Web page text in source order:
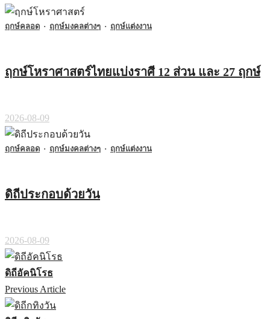
ฤกษ์คลอด · ฤกษ์มงคลต่างๆ · ฤกษ์แต่งงาน
ฤกษ์โหราศาสตร์ไทยแบ่งราศี 12 ส่วน และ 27 ฤกษ์
2026-08-09
ฤกษ์คลอด · ฤกษ์มงคลต่างๆ · ฤกษ์แต่งงาน
ดิถีประกอบด้วยวัน
2026-08-09
ดิถีอัคนิโรธ
Previous Article